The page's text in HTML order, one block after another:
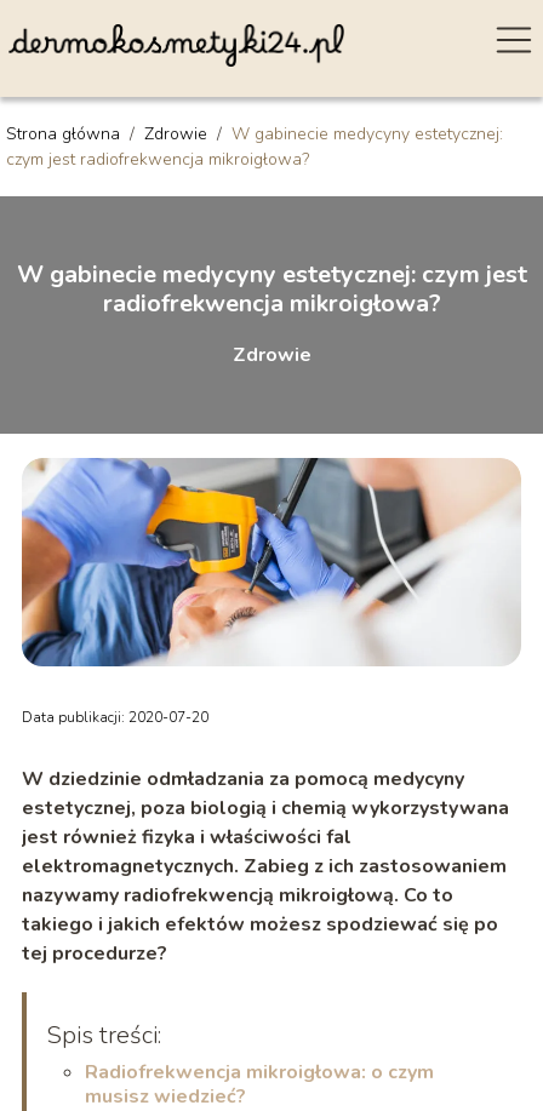
Strona główna / Zdrowie / W gabinecie medycyny estetycznej:
czym jest radiofrekwencja mikroigłowa?
W gabinecie medycyny estetycznej: czym jest
radiofrekwencja mikroigłowa?
Zdrowie
Data publikacji: 2020-07-20
W dziedzinie odmładzania za pomocą medycyny
estetycznej, poza biologią i chemią wykorzystywana
jest również fizyka i właściwości fal
elektromagnetycznych. Zabieg z ich zastosowaniem
nazywamy radiofrekwencją mikroigłową. Co to
takiego i jakich efektów możesz spodziewać się po
tej procedurze?
Spis treści:
Radiofrekwencja mikroigłowa: o czym
musisz wiedzieć?